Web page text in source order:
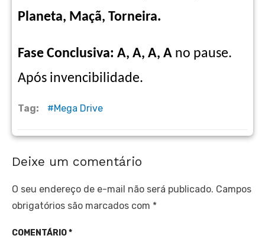
Planeta, Maçã, Torneira.
Fase Conclusiva: A, A, A, A no pause.
Após invencibilidade.
Tag: Mega Drive
Deixe um comentário
O seu endereço de e-mail não será publicado. Campos
obrigatórios são marcados com *
COMENTÁRIO*